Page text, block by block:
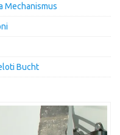
Mechanismus
Bucht